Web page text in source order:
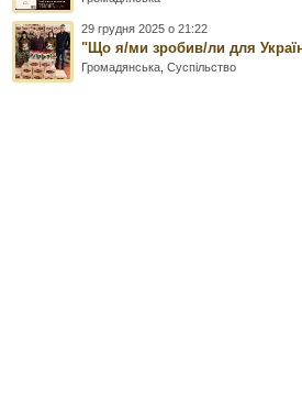
29 грудня 2025 о 21:22
"Що я/ми зробив/ли для
Громадянська ,Суспільство